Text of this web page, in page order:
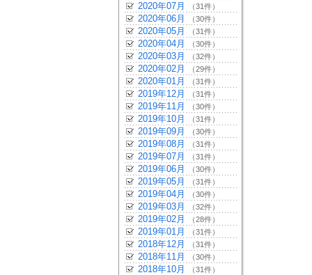
2020年07月 （31件）
2020年06月 （30件）
2020年05月 （31件）
2020年04月 （30件）
2020年03月 （32件）
2020年02月 （29件）
2020年01月 （31件）
2019年12月 （31件）
2019年11月 （30件）
2019年10月 （31件）
2019年09月 （30件）
2019年08月 （31件）
2019年07月 （31件）
2019年06月 （30件）
2019年05月 （31件）
2019年04月 （30件）
2019年03月 （32件）
2019年02月 （28件）
2019年01月 （31件）
2018年12月 （31件）
2018年11月 （30件）
2018年10月 （31件）